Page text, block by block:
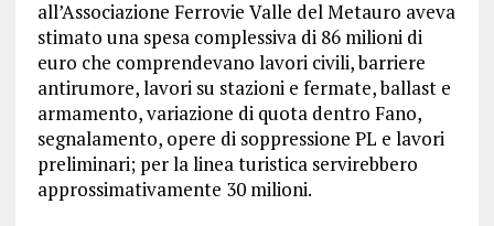
all’Associazione Ferrovie Valle del Metauro aveva
stimato una spesa complessiva di 86 milioni di
euro che comprendevano lavori civili, barriere
antirumore, lavori su stazioni e fermate, ballast e
armamento, variazione di quota dentro Fano,
segnalamento, opere di soppressione PL e lavori
preliminari; per la linea turistica servirebbero
approssimativamente 30 milioni.